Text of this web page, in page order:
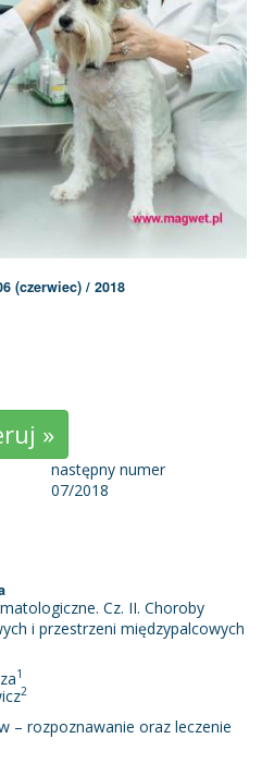
(czerwiec) / 2018
»
następny numer
07/2018
Cz. II. Choroby
i przestrzeni międzypalcowych
1
2
– rozpoznawanie oraz leczenie